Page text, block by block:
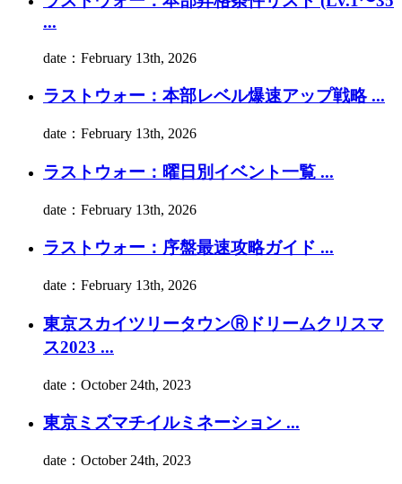
...
date：February 13th, 2026
ラストウォー：本部レベル爆速アップ戦略 ...
date：February 13th, 2026
ラストウォー：曜日別イベント一覧 ...
date：February 13th, 2026
ラストウォー：序盤最速攻略ガイド ...
date：February 13th, 2026
東京スカイツリータウンⓇドリームクリスマ
ス2023 ...
date：October 24th, 2023
東京ミズマチイルミネーション ...
date：October 24th, 2023